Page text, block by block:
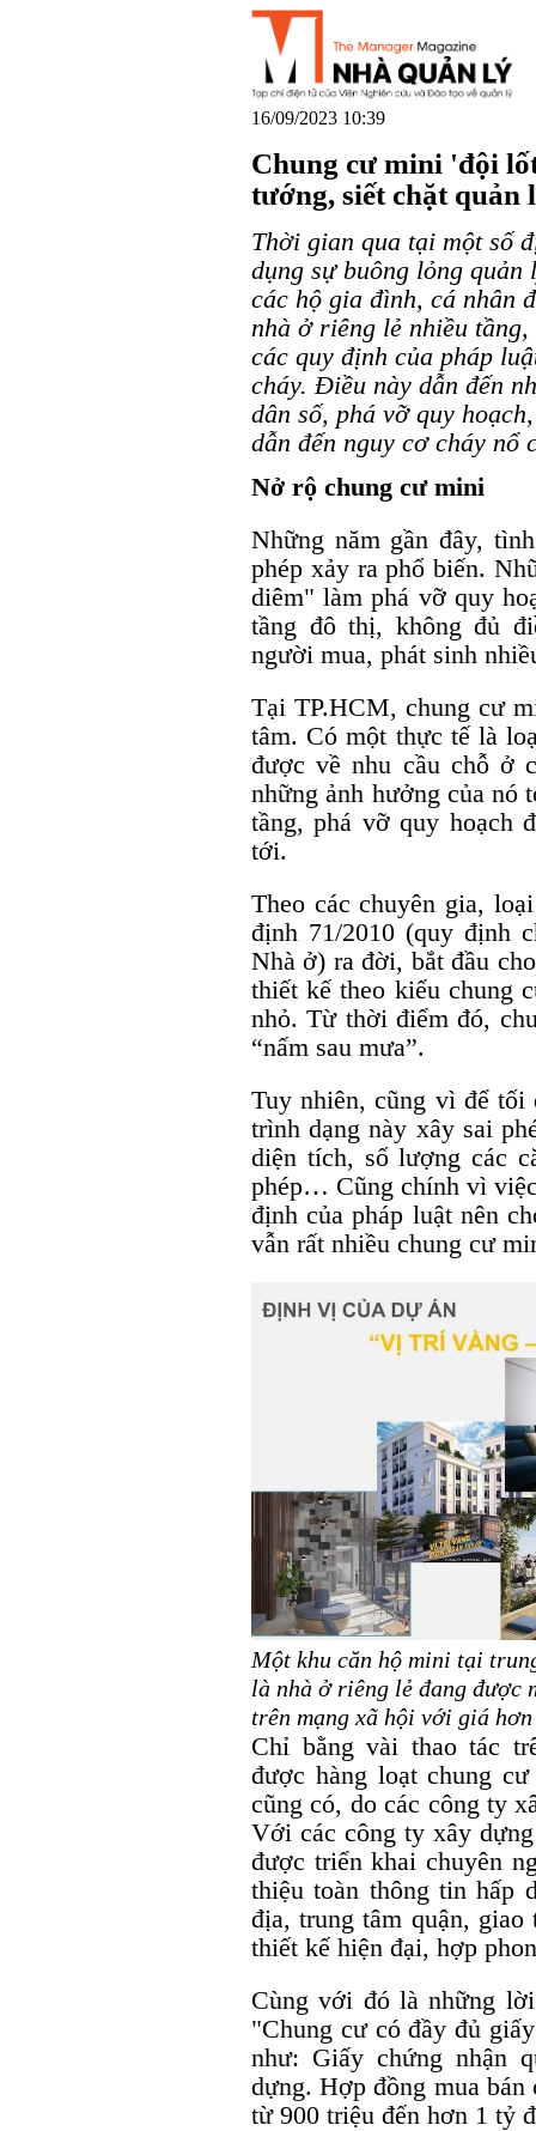
16/09/2023 10:39
Chung cư mini 'đội
tướng, siết chặt quản
Thời gian qua tại một số
dụng sự buông lỏng quản
các hộ gia đình, cá nhân
nhà ở riêng lẻ nhiều
các quy định của pháp
cháy. Điều này dẫn đến
dân số, phá vỡ quy
dẫn đến nguy cơ cháy nổ
Nở rộ chung cư mini
Những năm gần đây,
phép xảy ra phổ biến.
diêm" làm phá vỡ quy
tầng đô thị, không đủ
người mua, phát sinh
Tại TP.HCM, chung cư
tâm. Có một thực tế là
được về nhu cầu chỗ ở
những ảnh hưởng của nó
tầng, phá vỡ quy hoạch
tới.
Theo các chuyên gia,
định 71/2010 (quy định
Nhà ở) ra đời, bắt đầu
thiết kế theo kiểu chung
nhỏ. Từ thời điểm đó,
“nấm sau mưa”.
Tuy nhiên, cũng vì để tối
trình dạng này xây sai
diện tích, số lượng các
phép… Cũng chính vì
định của pháp luật nên
vẫn rất nhiều chung cư
Một khu căn hộ mini tại
là nhà ở riêng lẻ đang được
trên mạng xã hội với giá
Chỉ bằng vài thao tác
được hàng loạt chung
cũng có, do các công ty
Với các công ty xây
được triển khai chuyên
thiệu toàn thông tin hấp
địa, trung tâm quận,
thiết kế hiện đại, hợp
Cùng với đó là những
"Chung cư có đầy đủ
như: Giấy chứng nhận
dựng. Hợp đồng mua
từ 900 triệu đến hơn 1 tỷ